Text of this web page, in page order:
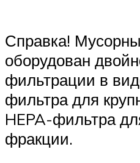
Справка!
оборудован
фильтрации в
фильтра для
HEPA-фильтра
фракции.